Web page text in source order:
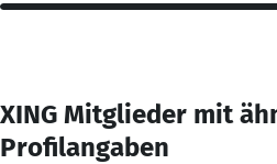
XING Mitglieder mit
Profilangaben